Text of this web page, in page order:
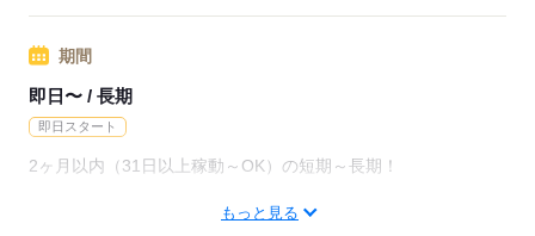
【交通費備考】
※交通費全額支給（派遣先による）
※車通勤OK/規定あり
応募する
期間
即日〜 / 長期
即日スタート
2ヶ月以内（31日以上稼動～OK）の短期～長期！
"今の仕事を辞めてからで大丈夫？"
もっと見る